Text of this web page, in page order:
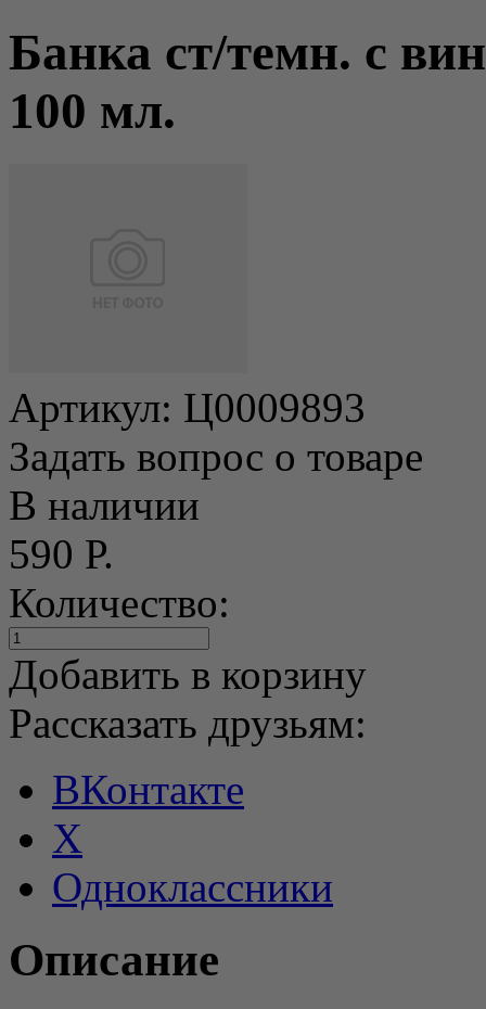
Банка ст/темн. с
100 мл.
Артикул: Ц0009893
Задать вопрос о товаре
В наличии
590 Р.
Количество:
Добавить в корзину
Рассказать друзьям:
ВКонтакте
X
Одноклассники
Описание